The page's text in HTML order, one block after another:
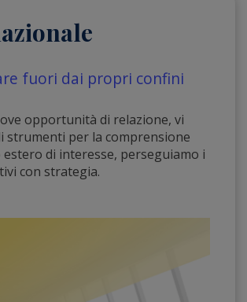
fuori dai propri confini
opportunità di relazione, vi
strumenti per la comprensione
estero di interesse, perseguiamo i
con strategia.